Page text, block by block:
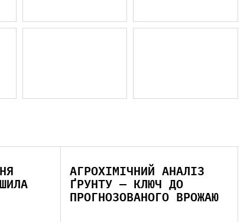
АГРОХІМІЧНИЙ АНАЛІЗ
ҐРУНТУ — КЛЮЧ ДО
ПРОГНОЗОВАНОГО ВРОЖАЮ